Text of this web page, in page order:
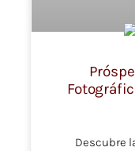
Descubre